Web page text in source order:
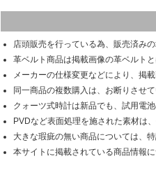
店頭販売を行っている為、販売済みの
革ベルト商品は掲載画像の革ベルト
メーカーの仕様変更などにより、掲
同一商品の複数購入は、お断りさせ
クォーツ式時計は新品でも、試用電
PVDなど表面処理を施された素材は
大きな瑕疵の無い商品については、
本サイトに掲載されている商品情報